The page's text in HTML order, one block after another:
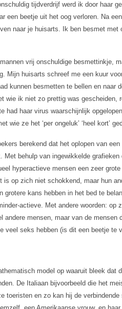
tijdverdrijf werd ik door haar
een beetje uit het oog verloren. Na
naar je huisarts. Ik ben besmet
vrij onschuldige besmettinkje,
Mijn huisarts schreef me een kuur
kunnen besmetten te bellen en naar
wie ik niet zo prettig was gescheiden,
had haar virus waarschijnlijk
wie ze het ‘per ongeluk’ ‘heel kort’
berekend dat het oplopen van
Met behulp van ingewikkelde
hyperactieve mensen een zeer
op zich niet schokkend, maar hun
grotere kans hebben in het bed te
actieve. Met andere woorden: op
andere mensen, maar van de mensen
veel seks hebben (is dit een beetje te
model op waaruit bleek dat
De Italiaan bijvoorbeeld die het
toeristen en zo kan hij de